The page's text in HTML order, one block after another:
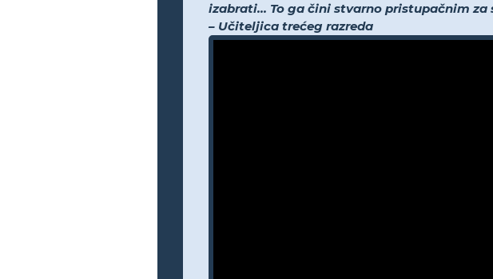
izabrati... To ga čini stvarno pristupačnim za
– Učiteljica trećeg razreda